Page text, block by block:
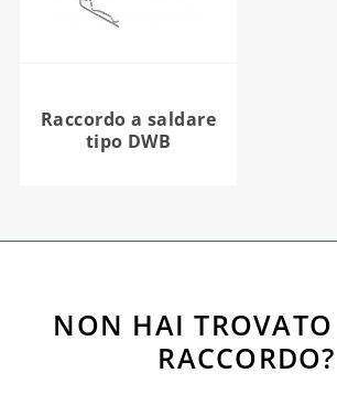
Raccordo a saldare
tipo DWB
NON HAI
RACCORDO?